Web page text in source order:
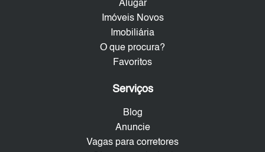
Alugar
Imóveis Novos
Imobiliária
O que procura?
Favoritos
Serviços
Blog
Anuncie
Vagas para corretores